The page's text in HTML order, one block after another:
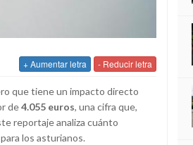
+ Aumentar letra - Reducir letra
que tiene un impacto directo
de4.055 euros, una cifra que,
reportaje analiza cuánto
los asturianos.